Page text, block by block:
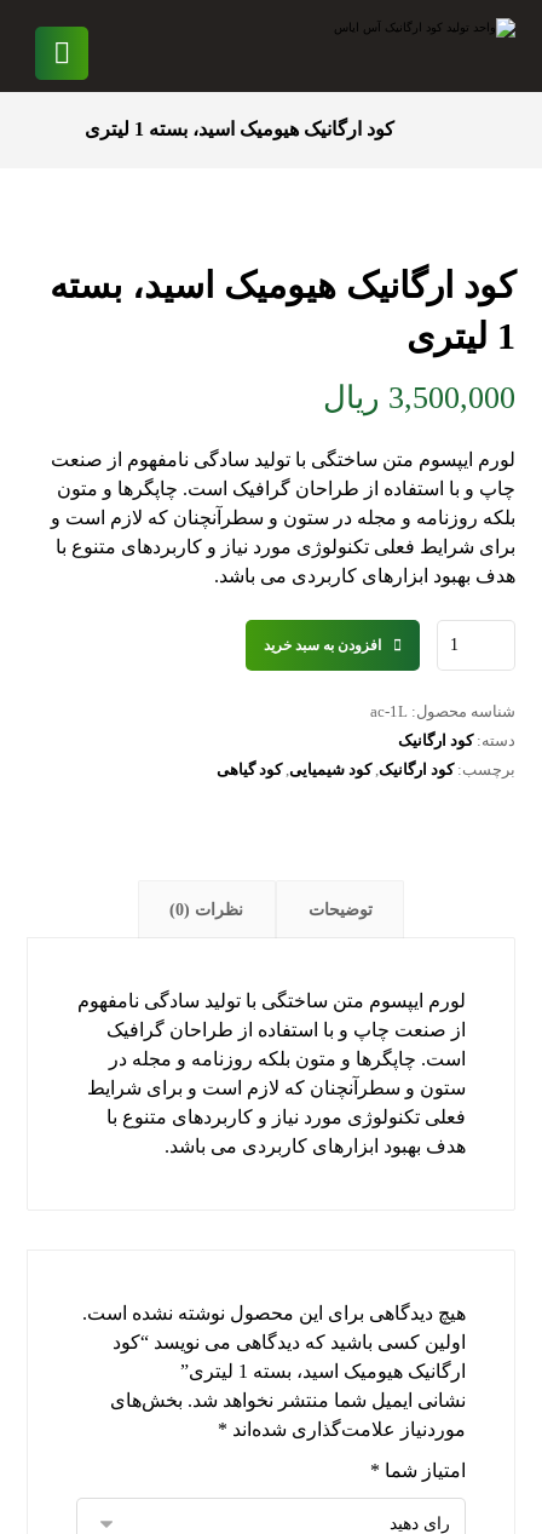
کود ارگانیک هیومیک اسید، بسته 1 لیتری
کود ارگانیک هیومیک اسید، بسته
1 لیتری
3,500,000 ریال
لورم ایپسوم متن ساختگی با تولید سادگی نامفهوم از صنعت
چاپ و با استفاده از طراحان گرافیک است. چاپگرها و متون
بلکه روزنامه و مجله در ستون و سطرآنچنان که لازم است و
برای شرایط فعلی تکنولوژی مورد نیاز و کاربردهای متنوع با
هدف بهبود ابزارهای کاربردی می باشد.
افزودن به سبد خرید
شناسه محصول: ac-1L
دسته:کود ارگانیک
برچسب:کود ارگانیک,کود شیمیایی,کود گیاهی
توضیحات نظرات (0)
لورم ایپسوم متن ساختگی با تولید سادگی نامفهوم
از صنعت چاپ و با استفاده از طراحان گرافیک
است. چاپگرها و متون بلکه روزنامه و مجله در
ستون و سطرآنچنان که لازم است و برای شرایط
فعلی تکنولوژی مورد نیاز و کاربردهای متنوع با
هدف بهبود ابزارهای کاربردی می باشد.
هیچ دیدگاهی برای این محصول نوشته نشده است.
اولین کسی باشید که دیدگاهی می نویسد “کود
ارگانیک هیومیک اسید، بسته 1 لیتری”
نشانی ایمیل شما منتشر نخواهد شد. بخش‌های
موردنیاز علامت‌گذاری شده‌اند *
امتیاز شما *